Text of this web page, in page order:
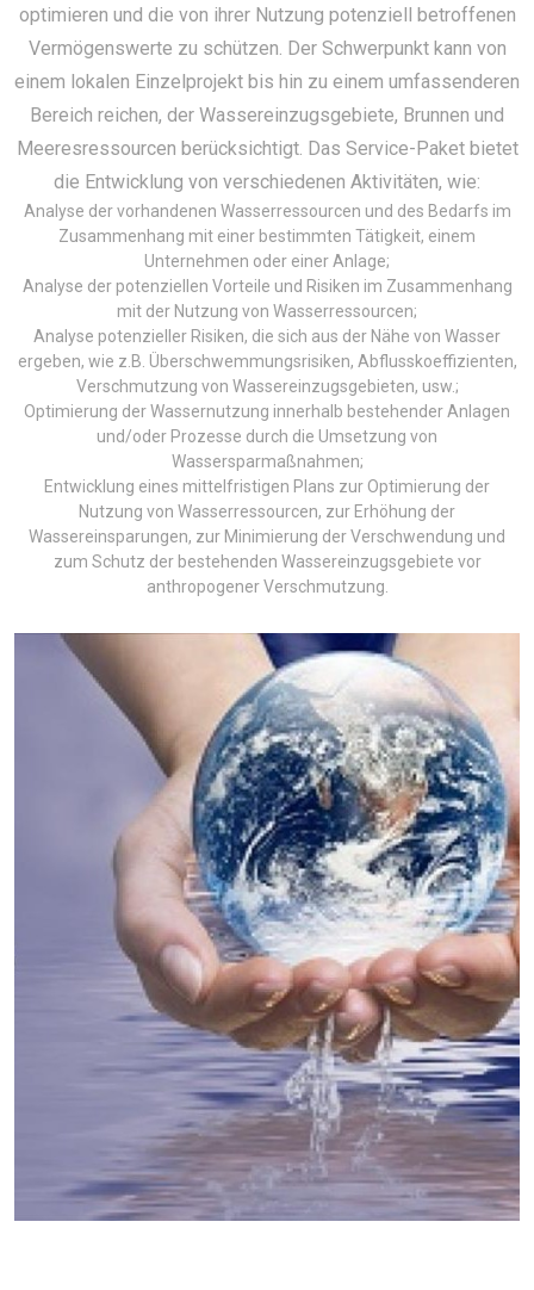
optimieren und die von ihrer Nutzung potenziell betroffenen
Vermögenswerte zu schützen. Der Schwerpunkt kann von
einem lokalen Einzelprojekt bis hin zu einem umfassenderen
Bereich reichen, der Wassereinzugsgebiete, Brunnen und
Meeresressourcen berücksichtigt. Das Service-Paket bietet
die Entwicklung von verschiedenen Aktivitäten, wie:
Analyse der vorhandenen Wasserressourcen und des Bedarfs im
Zusammenhang mit einer bestimmten Tätigkeit, einem
Unternehmen oder einer Anlage;
Analyse der potenziellen Vorteile und Risiken im Zusammenhang
mit der Nutzung von Wasserressourcen;
Analyse potenzieller Risiken, die sich aus der Nähe von Wasser
ergeben, wie z.B. Überschwemmungsrisiken, Abflusskoeffizienten,
Verschmutzung von Wassereinzugsgebieten, usw.;
Optimierung der Wassernutzung innerhalb bestehender Anlagen
und/oder Prozesse durch die Umsetzung von
Wassersparmaßnahmen;
Entwicklung eines mittelfristigen Plans zur Optimierung der
Nutzung von Wasserressourcen, zur Erhöhung der
Wassereinsparungen, zur Minimierung der Verschwendung und
zum Schutz der bestehenden Wassereinzugsgebiete vor
anthropogener Verschmutzung.